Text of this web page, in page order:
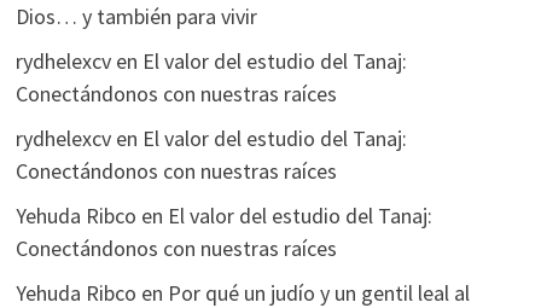
Dios… y también para vivir
rydhelexcven El valor del estudio del Tanaj:
Conectándonos con nuestras raíces
rydhelexcven El valor del estudio del Tanaj:
Conectándonos con nuestras raíces
Yehuda Ribco en El valor del estudio del Tanaj:
Conectándonos con nuestras raíces
Yehuda Ribco en Por qué un judío y un gentil leal al